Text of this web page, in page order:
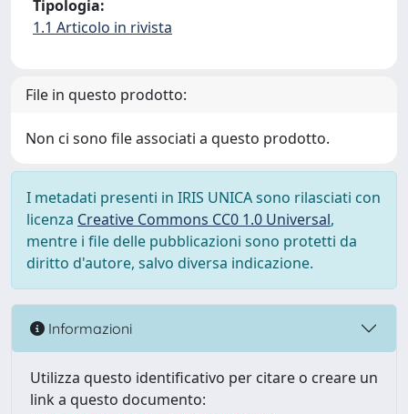
Tipologia:
1.1 Articolo in rivista
File in questo prodotto:
Non ci sono file associati a questo prodotto.
I metadati presenti in IRIS UNICA sono rilasciati con
licenza Creative Commons CC0 1.0 Universal,
mentre i file delle pubblicazioni sono protetti da
diritto d'autore, salvo diversa indicazione.
Informazioni
Utilizza questo identificativo per citare o creare un
link a questo documento: